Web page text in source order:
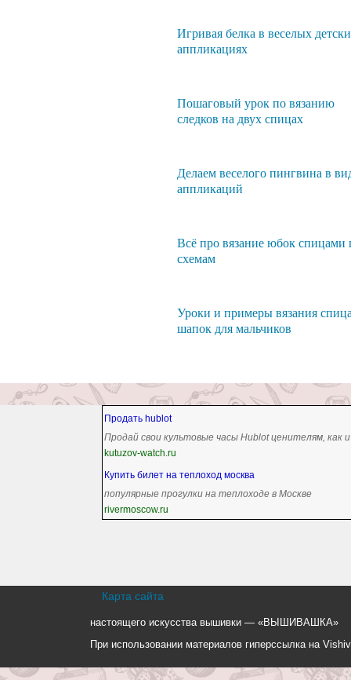
Игривая белка в веселых
аппликациях
Пошаговый урок по вязанию
следков на двух спицах
Делаем веселого пингвина в
аппликаций
Всё про вязание юбок спицами
схемам
Уроки и примеры вязания
шапок для мальчиков
Продать hublot
Продай свои культовые часы Hublot ценителям, как
kutuzov-watch.ru
Купить билет на теплоход москва
популярные прогулки на теплоходе в Москве
rivermoscow.ru
Карта сайта
настоящего искусства вышивки — «ВЫШИВАШКА»
При использовании материалов гиперссылка на